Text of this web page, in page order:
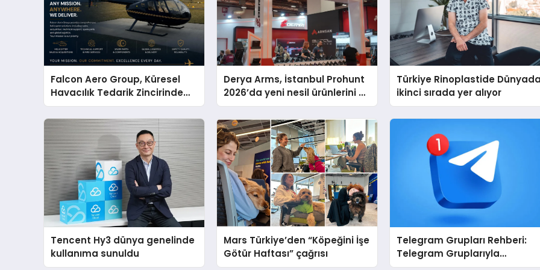
Falcon Aero Group, Küresel
Havacılık Tedarik Zincirinde
Türkiye’den Dünyaya Açılıyor
Derya Arms, İstanbul Prohunt
2026’da yeni nesil ürünlerini ve
global marka vizyonunu
sergiledi
Türkiye Rinoplastide
ikinci sırada yer alıyor
Tencent Hy3 dünya genelinde
kullanıma sunuldu
Mars Türkiye’den “Köpeğini İşe
Götür Haftası” çağrısı
Telegram Grupları Rehberi:
Telegram Gruplarıyla
Markanızı veya